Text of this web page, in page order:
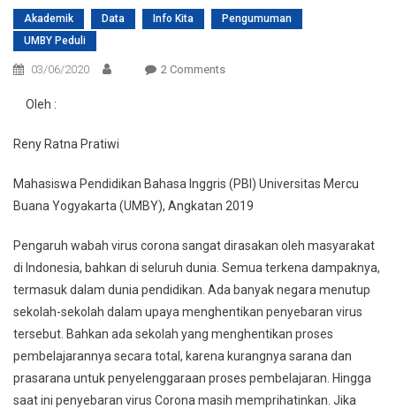
Akademik Data Info Kita
Pengumuman
UMBY Peduli
03/06/2020 2 CommentsOn
Virus
Corona
Oleh :
Reny Ratna Pratiwi
Mahasiswa Pendidikan Bahasa Inggris (PBI) Universitas Mercu
Buana Yogyakarta (UMBY), Angkatan 2019
Pengaruh wabah virus corona sangat dirasakan oleh masyarakat
di Indonesia, bahkan di seluruh dunia. Semua terkena dampaknya,
termasuk dalam dunia pendidikan. Ada banyak negara menutup
sekolah-sekolah dalam upaya menghentikan penyebaran virus
tersebut. Bahkan ada sekolah yang menghentikan proses
pembelajarannya secara total, karena kurangnya sarana dan
prasarana untuk penyelenggaraan proses pembelajaran. Hingga
saat ini penyebaran virus Corona masih memprihatinkan. Jika